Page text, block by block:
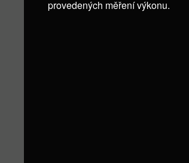
provedených měření výkonu.